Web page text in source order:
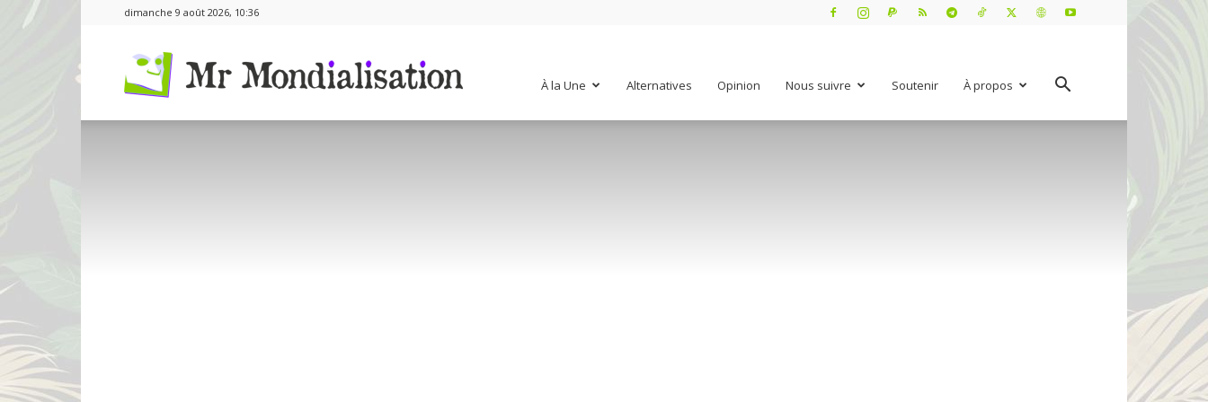
dimanche 9 août 2026, 10:36
À la Une Alternatives Opinion Nous suivre Soutenir À propos